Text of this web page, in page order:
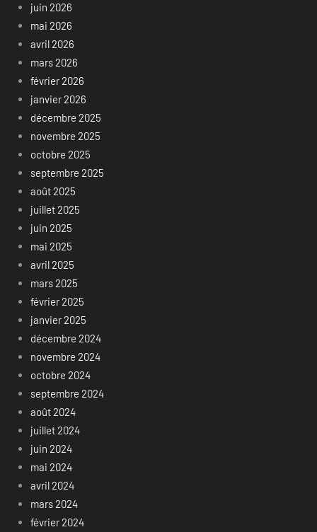
juin 2026
mai 2026
avril 2026
mars 2026
février 2026
janvier 2026
décembre 2025
novembre 2025
octobre 2025
septembre 2025
août 2025
juillet 2025
juin 2025
mai 2025
avril 2025
mars 2025
février 2025
janvier 2025
décembre 2024
novembre 2024
octobre 2024
septembre 2024
août 2024
juillet 2024
juin 2024
mai 2024
avril 2024
mars 2024
février 2024